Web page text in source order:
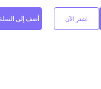
اشترِ الآن أضف إلى